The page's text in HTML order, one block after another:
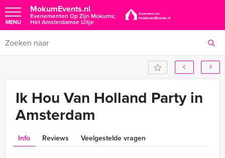
MokumEvents.nl
Evenementen Op Zijn Mokums;
Hèt Amsterdamse Uitje
MENU
Ik Hou Van Holland Party in
Amsterdam
Info Reviews Veelgestelde vragen